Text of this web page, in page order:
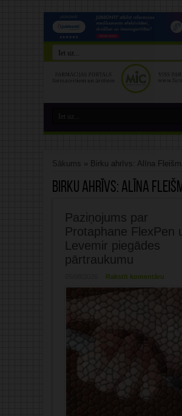
Sākums » Birku ahrīvs: Alīna
Birku ahrīvs: Alīna
Paziņojums par
Protaphane FlexPen
Levemir piegādes
pārtraukumu
Rakstīt komentāru